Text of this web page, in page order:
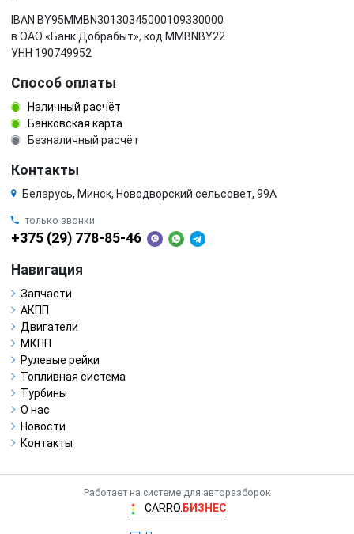
IBAN BY95MMBN30130345000109330000
в ОАО «Банк Добрабыт», код MMBNBY22
УНН 190749952
Способ оплаты
Наличный расчёт
Банковская карта
Безналичный расчёт
Контакты
Беларусь, Минск, Новодворский сельсовет, 99А
только звонки
+375 (29) 778-85-46
Навигация
Запчасти
АКПП
Двигатели
МКПП
Рулевые рейки
Топливная система
Турбины
О нас
Новости
Контакты
Работает на системе для авторазборок
CARRO. БИЗНЕС